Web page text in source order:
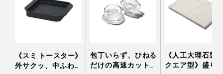
写真は「コンプリートセット／チタンゴールド」
《スミ トースター》
外サクッ、中ふわっ
包丁いらず、ひねる
だけの高速カット！
《人工大理石製
クエア型》盛り